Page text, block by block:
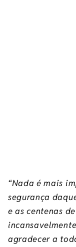
“Nada é mais
segurança
e as centenas
agradecer a